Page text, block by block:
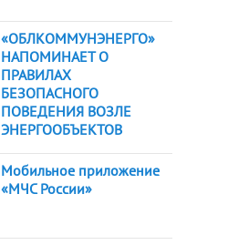
«ОБЛКОММУНЭНЕРГО»
НАПОМИНАЕТ О
ПРАВИЛАХ
БЕЗОПАСНОГО
ПОВЕДЕНИЯ ВОЗЛЕ
ЭНЕРГООБЪЕКТОВ
Мобильное приложение
«МЧС России»